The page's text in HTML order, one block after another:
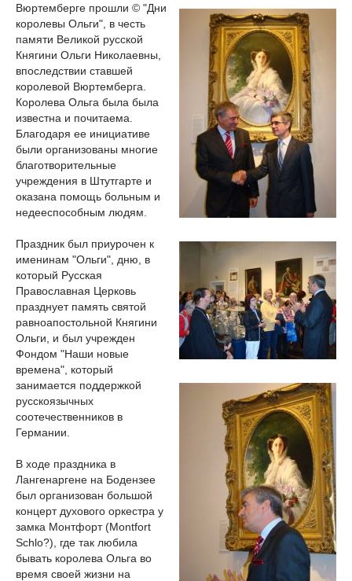
Вюртемберге прошли © "Дни
королевы Ольги", в честь
памяти Великой русской
Княгини Ольги Николаевны,
впоследствии ставшей
королевой Вюртемберга.
Королева Ольга была была
известна и почитаема.
Благодаря ее инициативе
были организованы многие
благотворительные
учреждения в Штутгарте и
оказана помощь больным и
недееспособным людям.
Праздник был приурочен к
именинам "Ольги", дню, в
который Русская
Православная Церковь
празднует память святой
равноапостольной Княгини
Ольги, и был учрежден
Фондом "Наши новые
времена", который
занимается поддержкой
русскоязычных
соотечественников в
Германии.
В ходе праздника в
Лангенаргене на Бодензее
был организован большой
концерт духового оркестра у
замка Монтфорт (Montfort
Schlo?), где так любила
бывать королева Ольга во
время своей жизни на